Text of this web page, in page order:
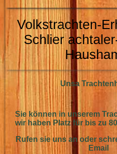
Volkstrachten-
Schlier
Unsa
Sie können in unserem
wir haben Platz für bis zu
Rufen sie uns an oder
Email